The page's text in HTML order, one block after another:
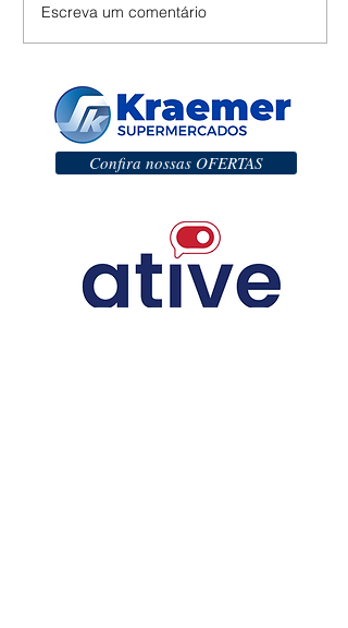
Escreva um comentário
Confira nossas OFERTAS